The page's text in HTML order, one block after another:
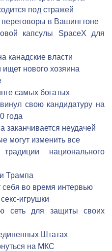
под стражей
в Вашингтоне
капсулы SpaceX для
канадские власти
нового хозяина
самых богатых
свою кандидатуру на
года
неудачей
могут изменить все
национального
Трампа
себя во время интервью
игрушки
сеть для защиты своих
Штатах
на МКС